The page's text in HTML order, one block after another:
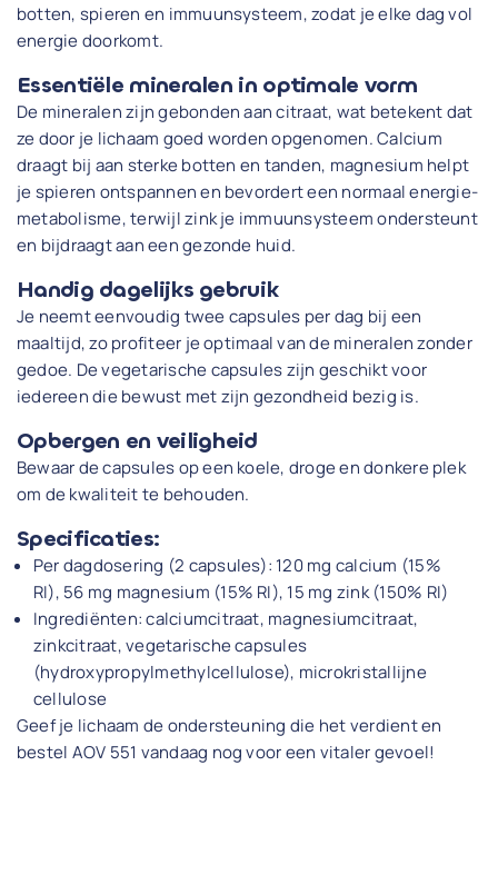
botten, spieren en immuunsysteem, zodat je elke dag vol
energie doorkomt.
Essentiële mineralen in optimale vorm
De mineralen zijn gebonden aan citraat, wat betekent dat
ze door je lichaam goed worden opgenomen. Calcium
draagt bij aan sterke botten en tanden, magnesium helpt
je spieren ontspannen en bevordert een normaal energie-
metabolisme, terwijl zink je immuunsysteem ondersteunt
en bijdraagt aan een gezonde huid.
Handig dagelijks gebruik
Je neemt eenvoudig twee capsules per dag bij een
maaltijd, zo profiteer je optimaal van de mineralen zonder
gedoe. De vegetarische capsules zijn geschikt voor
iedereen die bewust met zijn gezondheid bezig is.
Opbergen en veiligheid
Bewaar de capsules op een koele, droge en donkere plek
om de kwaliteit te behouden.
Specificaties:
Per dagdosering (2 capsules): 120 mg calcium (15%
RI), 56 mg magnesium (15% RI), 15 mg zink (150% RI)
Ingrediënten: calciumcitraat, magnesiumcitraat,
zinkcitraat, vegetarische capsules
(hydroxypropylmethylcellulose), microkristallijne
cellulose
Geef je lichaam de ondersteuning die het verdient en
bestel AOV 551 vandaag nog voor een vitaler gevoel!